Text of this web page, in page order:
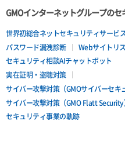
GMOインターネットグループの
世界初総合ネットセキュリティサービ
パスワード漏洩診断
Webサイトリ
セキュリティ相談AIチャットボット
実在証明・盗聴対策
サイバー攻撃対策（GMOサイバーセキ
サイバー攻撃対策（GMO Flatt Security
セキュリティ事業の軌跡